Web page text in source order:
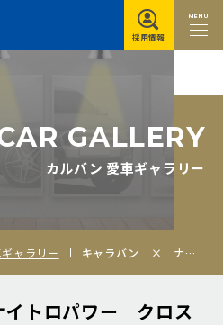
MENU
採用情報
AR GALLERY
カルバン 愛車ギャラリー
ャラリー キャラバン × ナイトロパワー クロスクロウ
トロパワー クロス